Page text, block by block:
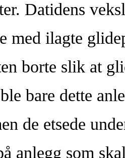
Datidens
med ilagte
borte slik at
bare dette
de etsede
anlegg som